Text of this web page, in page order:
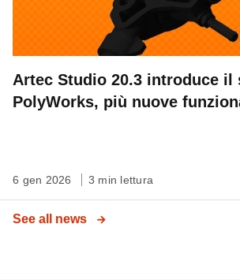
Artec Studio 20.3 introduce il
PolyWorks, più nuove
6 gen 2026 3 min lettura
See all news